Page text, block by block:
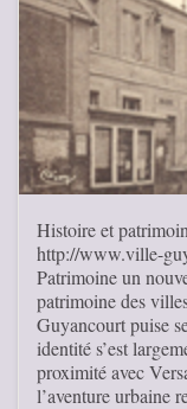
Histoire et
http://www.ville-
Patrimoine un
patrimoine des
Guyancourt puise
identité s’est
proximité avec
l’aventure urbaine